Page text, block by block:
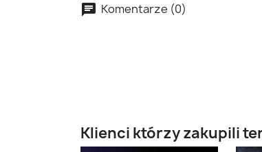
Komentarze (0)
Klienci którzy zakupili